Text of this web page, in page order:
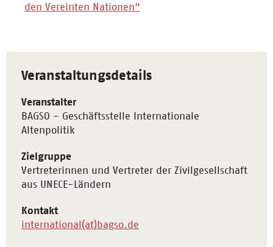
den Vereinten Nationen“
Veranstaltungsdetails
Veranstalter
BAGSO - Geschäftsstelle Internationale
Altenpolitik
Zielgruppe
Vertreterinnen und Vertreter der Zivilgesellschaft
aus UNECE-Ländern
Kontakt
international(at)bagso.de